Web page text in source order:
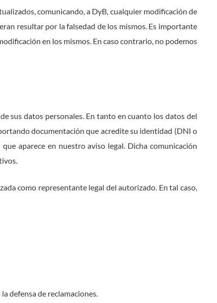
comunicando, a DyB, cualquier modificación de
resultar por la falsedad de los mismos. Es importante
en los mismos. En caso contrario, no podemos
sus datos personales. En tanto en cuanto los datos del
documentación que acredite su identidad (DNI o
aparece en nuestro aviso legal. Dicha comunicación
como representante legal del autorizado. En tal caso,
defensa de reclamaciones.